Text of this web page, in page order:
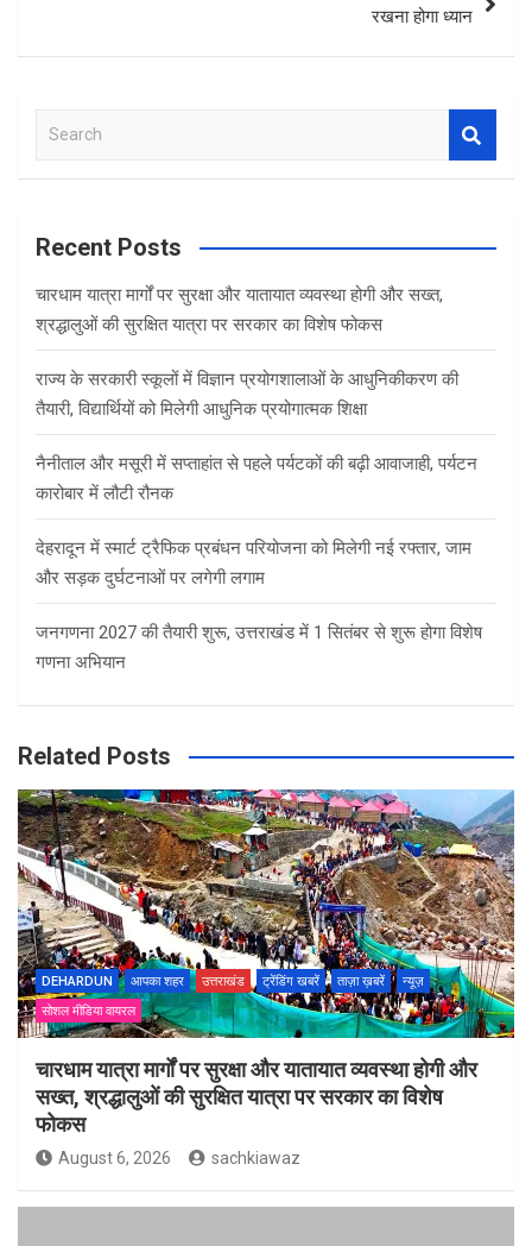
रखना होगा ध्‍यान
a
c
Recent Posts
चारधाम यात्रा मार्गों पर सुरक्षा और यातायात व्यवस्था होगी और सख्त,
श्रद्धालुओं की सुरक्षित यात्रा पर सरकार का विशेष फोकस
राज्य के सरकारी स्कूलों में विज्ञान प्रयोगशालाओं के आधुनिकीकरण की
तैयारी, विद्यार्थियों को मिलेगी आधुनिक प्रयोगात्मक शिक्षा
नैनीताल और मसूरी में सप्ताहांत से पहले पर्यटकों की बढ़ी आवाजाही, पर्यटन
कारोबार में लौटी रौनक
देहरादून में स्मार्ट ट्रैफिक प्रबंधन परियोजना को मिलेगी नई रफ्तार, जाम
और सड़क दुर्घटनाओं पर लगेगी लगाम
जनगणना 2027 की तैयारी शुरू, उत्तराखंड में 1 सितंबर से शुरू होगा विशेष
गणना अभियान
Related Posts
DEHARDUN आपका शहर उत्तराखंड ट्रेंडिंग खबरें ताज़ा ख़बरें
न्यूज़
सोशल मीडिया वायरल
चारधाम यात्रा मार्गों पर सुरक्षा और यातायात व्यवस्था होगी और
सख्त, श्रद्धालुओं की सुरक्षित यात्रा पर सरकार का विशेष
फोकस
August 6, 2026 sachkiawaz